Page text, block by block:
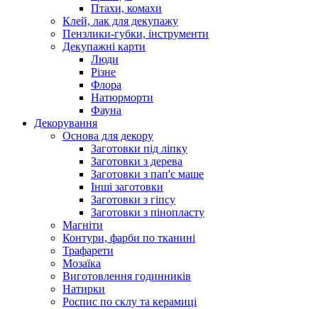
Птахи, комахи
Клей, лак для декупажу
Пензлики-губки, інструменти
Декупажні карти
Люди
Різне
Флора
Натюрморти
Фауна
Декорування
Основа для декору
Заготовки під ліпку
Заготовки з дерева
Заготовки з пап'є маше
Інші заготовки
Заготовки з гіпсу
Заготовки з пінопласту
Магніти
Контури, фарби по тканині
Трафарети
Мозаїка
Виготовлення годинників
Натирки
Роспис по склу та керамиці